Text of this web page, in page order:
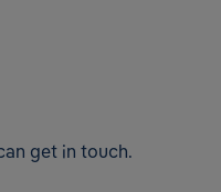
get in touch.